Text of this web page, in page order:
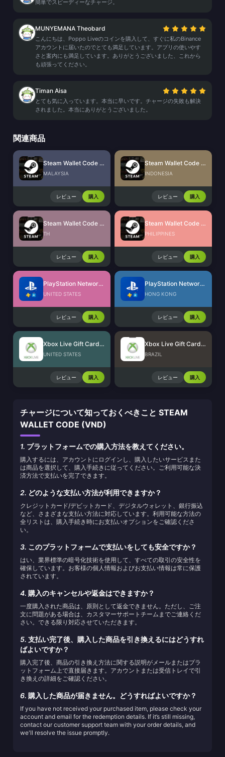
簡単でスピーディーなチャージ。
MUNYEMANA Theobard
こんにちは、Poppo Liveのコインを購入して、すぐに私のBinance
アカウントに届いたのでとても満足しています。アプリの使いやす
さと案内にも満足しています。ありがとうございました、これから
も頑張ってください。
Timan Aisa
とても気に入っています。本当に早いです。チャージの失敗も解決
されました。本当にありがとうございました。
関連商品
Steam Wallet Code (MYR)
MALAYSIA
レビュー 購入
Steam Wallet Code (IDR)
INDONESIA
レビュー 購入
Steam Wallet Code (THB)
TH
レビュー 購入
Steam Wallet Code (PHP)
PHILIPPINES
レビュー 購入
PlayStation Network Card (US)
UNITED STATES
レビュー 購入
PlayStation Network Card (HK)
HONG KONG
レビュー 購入
Xbox Live Gift Card (US)
UNITED STATES
レビュー 購入
Xbox Live Gift Card (BR)
BRAZIL
レビュー 購入
チャージについて知っておくべきこと STEAM
WALLET CODE (VND)
1. プラットフォームでの購入方法を教えてください。
購入するには、アカウントにログインし、購入したいサービスまた
は商品を選択して、購入手続きに従ってください。ご利用可能な決
済方法で支払いを完了できます。
2. どのような支払い方法が利用できますか？
クレジットカード/デビットカード、デジタルウォレット、銀行振込
など、さまざまな支払い方法に対応しています。利用可能な方法の
全リストは、購入手続き時にお支払いオプションをご確認くださ
い。
3. このプラットフォームで支払いをしても安全ですか？
はい、業界標準の暗号化技術を使用して、すべての取引の安全性を
確保しています。お客様の個人情報およびお支払い情報は常に保護
されています。
4. 購入のキャンセルや返金はできますか？
一度購入された商品は、原則として返金できません。ただし、ご注
文に問題がある場合は、カスタマーサポートチームまでご連絡くだ
さい。できる限り対応させていただきます。
5. 支払い完了後、購入した商品を引き換えるにはどうすれ
ばよいですか？
購入完了後、商品の引き換え方法に関する説明がメールまたはプラ
ットフォーム上で直接届きます。アカウントまたは受信トレイで引
き換えの詳細をご確認ください。
6. 購入した商品が届きません。どうすればよいですか？
If you have not received your purchased item, please check your
account and email for the redemption details. If it’s still missing,
contact our customer support team with your order details, and
we'll resolve the issue promptly.